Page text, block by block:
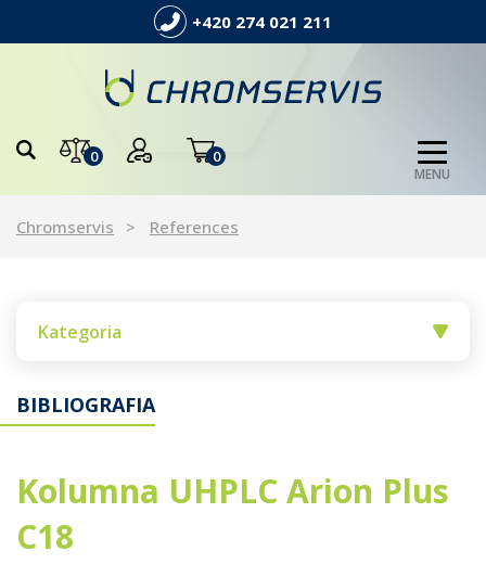
+420 274 021 211
0 0
MENU
Chromservis References
Kategoria
BIBLIOGRAFIA
Kolumna UHPLC Arion Plus
C18